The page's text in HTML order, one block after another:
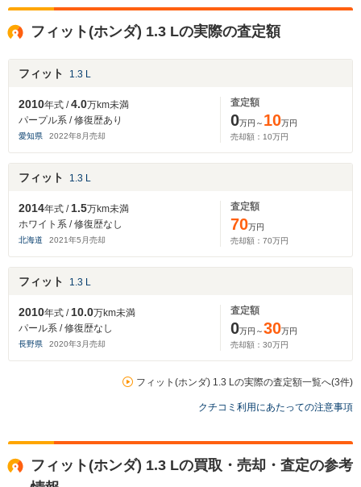
フィット(ホンダ) 1.3 Lの実際の査定額
フィット 1.3 L
2010年式 /4.0万km未満
パープル系 / 修復歴あり
愛知県 2022年8 月売却
査定額
0万円～ 10万円
売却額： 10万円
フィット 1.3 L
2014年式 /1.5万km未満
ホワイト系 / 修復歴なし
北海道 2021年5 月売却
査定額
70万円
売却額： 70万円
フィット 1.3 L
2010年式 /10.0万km未満
パール系 / 修復歴なし
長野県 2020年3 月売却
査定額
0万円～30万円
売却額： 30万円
フィット(ホンダ) 1.3 Lの実際の査定額一覧へ(3件)
クチコミ利用にあたっての注意事項
フィット(ホンダ) 1.3 Lの買取・売却・査定の参考